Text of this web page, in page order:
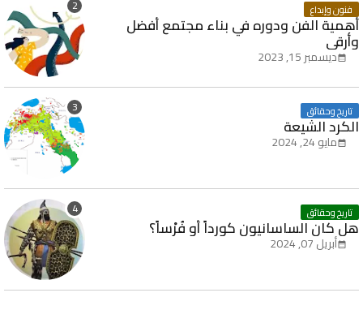
فنون وإبداع
أهمية الفن ودوره في بناء مجتمع أفضل
وأرقى
ديسمبر 15, 2023
تاريخ وحقائق
الكرد الشيعة
مايو 24, 2024
تاريخ وحقائق
هل كان الساسانيون كورداً أو فُرْساً؟
أبريل 07, 2024